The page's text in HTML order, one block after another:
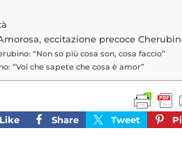
eccitazione precoce
“Non so più cosa son, cosa faccio”
“Voi che sapete che cosa è amor”
Like Share Tweet